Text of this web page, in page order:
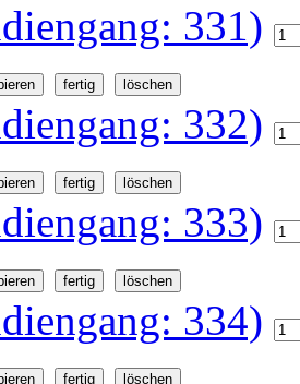
331)
332)
333)
334)